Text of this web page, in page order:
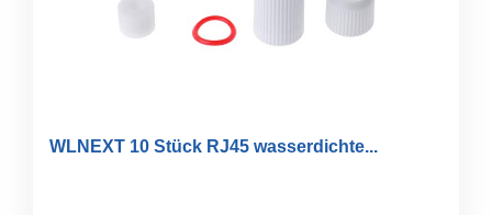
WLNEXT 10 Stück RJ45 wasserdichte...